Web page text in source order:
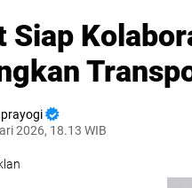
Siap
2026, 18.13 WIB